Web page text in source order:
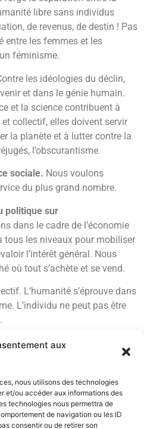
aux
nous utilisons des technologies
et/ou accéder aux informations des
technologies nous permettra de
de navigation ou les ID
consentir ou de retirer son
libre sans individus
de revenus, de destin ! Pas
entre les femmes et les
féminisme.
les idéologies du déclin,
et dans le génie humain.
et la science contribuent à
collectif, elles doivent servir
la planète et à lutter contre la
l’obscurantisme.
sociale. Nous voulons
du plus grand nombre.
politique sur
dans le cadre de l’économie
tous les niveaux pour mobiliser
l’intérêt général. Nous
où tout s’achète et se vend.
L’humanité s’éprouve dans
L’individu ne peut pas être